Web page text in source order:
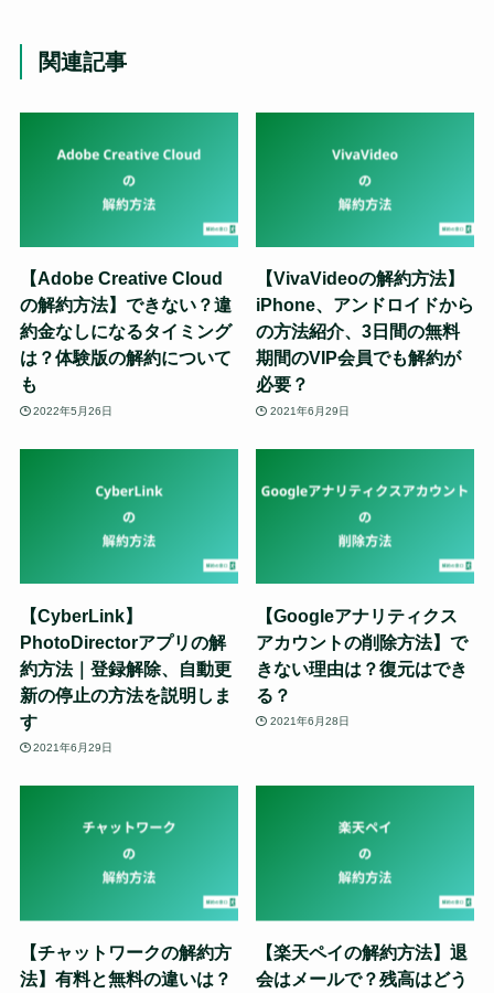
関連記事
【Adobe Creative Cloud
の解約方法】できない？違
約金なしになるタイミング
は？体験版の解約について
も
2022年5月26日
【VivaVideoの解約方法】
iPhone、アンドロイドから
の方法紹介、3日間の無料
期間のVIP会員でも解約が
必要？
2021年6月29日
【CyberLink】
PhotoDirectorアプリの解
約方法｜登録解除、自動更
新の停止の方法を説明しま
す
2021年6月29日
【Googleアナリティクス
アカウントの削除方法】で
きない理由は？復元はでき
る？
2021年6月28日
【チャットワークの解約方
法】有料と無料の違いは？
【楽天ペイの解約方法】退
会はメールで？残高はどう